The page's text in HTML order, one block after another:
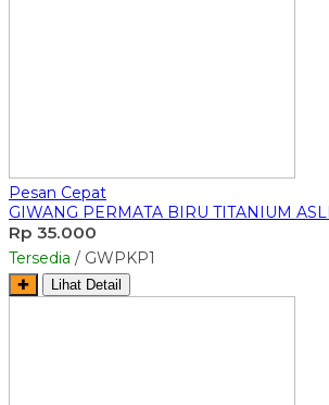
Pesan Cepat
GIWANG PERMATA BIRU TITANIUM
Rp 35.000
Tersedia / GWPKP1
✚ Lihat Detail